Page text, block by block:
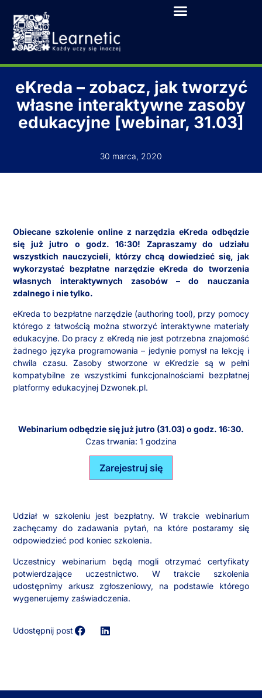
eKreda – zobacz, jak tworzyć
własne interaktywne zasoby
edukacyjne [webinar, 31.03]
30 marca, 2020
Obiecane szkolenie online z narzędzia eKreda odbędzie
się już jutro o godz. 16:30! Zapraszamy do udziału
wszystkich nauczycieli, którzy chcą dowiedzieć się, jak
wykorzystać bezpłatne narzędzie eKreda do tworzenia
własnych interaktywnych zasobów – do nauczania
zdalnego i nie tylko.
eKreda to bezpłatne narzędzie (authoring tool), przy pomocy
którego z łatwością można stworzyć interaktywne materiały
edukacyjne. Do pracy z eKredą nie jest potrzebna znajomość
żadnego języka programowania – jedynie pomysł na lekcję i
chwila czasu. Zasoby stworzone w eKredzie są w pełni
kompatybilne ze wszystkimi funkcjonalnościami bezpłatnej
platformy edukacyjnej Dzwonek.pl.
Webinarium odbędzie się już jutro (31.03) o godz. 16:30.
Czas trwania: 1 godzina
Zarejestruj się
Udział w szkoleniu jest bezpłatny. W trakcie webinarium
zachęcamy do zadawania pytań, na które postaramy się
odpowiedzieć pod koniec szkolenia.
Uczestnicy webinarium będą mogli otrzymać certyfikaty
potwierdzające uczestnictwo. W trakcie szkolenia
udostępnimy arkusz zgłoszeniowy, na podstawie którego
wygenerujemy zaświadczenia.
Udostępnij post